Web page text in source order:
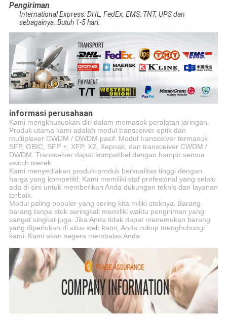
Pengiriman
International Express: DHL, FedEx, EMS, TNT, UPS dan
sebagainya. Butuh 1-5 hari.
informasi perusahaan
Kami mengkhususkan diri dalam memasok peralatan jaringan.
Produk utama kami adalah modul transceiver optik dan
multiplexer CWDM / DWDM pasif. Modul transceiver termasuk
SFP, GBIC, SFP +, XFP, X2, Xepnak, dan transceiver CWDM /
DWDM. Transceiver dapat kompatibel dengan hampir semua
switch merek.
Kami menyediakan produk-produk berkualitas tinggi dengan
harga yang kompetitif. Kami memiliki staf profesional yang selalu
ada di sini untuk memberikan Anda dukungan teknis dan layanan
terbaik.
Modul paling populer yang sering kita miliki stoknya. Barang-
barang tanpa stok seringkali memiliki waktu pengiriman yang
sangat singkat juga. Jika Anda tidak dapat menemukan barang
yang diperlukan di situs web kami, Anda cukup menghubungi
kami. Kami akan segera membalas Anda.